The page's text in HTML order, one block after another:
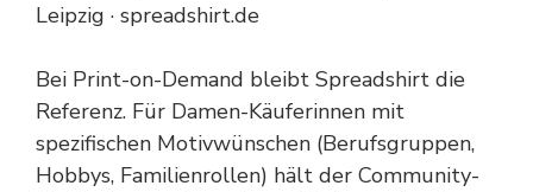
Leipzig · spreadshirt.de
Bei Print-on-Demand bleibt Spreadshirt die
Referenz. Für Damen-Käuferinnen mit
spezifischen Motivwünschen (Berufsgruppen,
Hobbys, Familienrollen) hält der Community-